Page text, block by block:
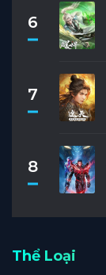
6
7
8
Thể Loại